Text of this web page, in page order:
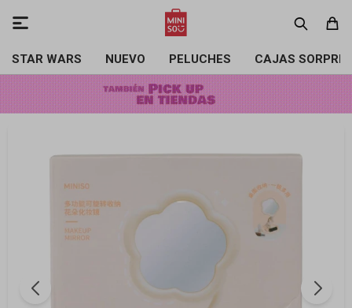
STAR WARS NUEVO PELUCHES CAJAS
